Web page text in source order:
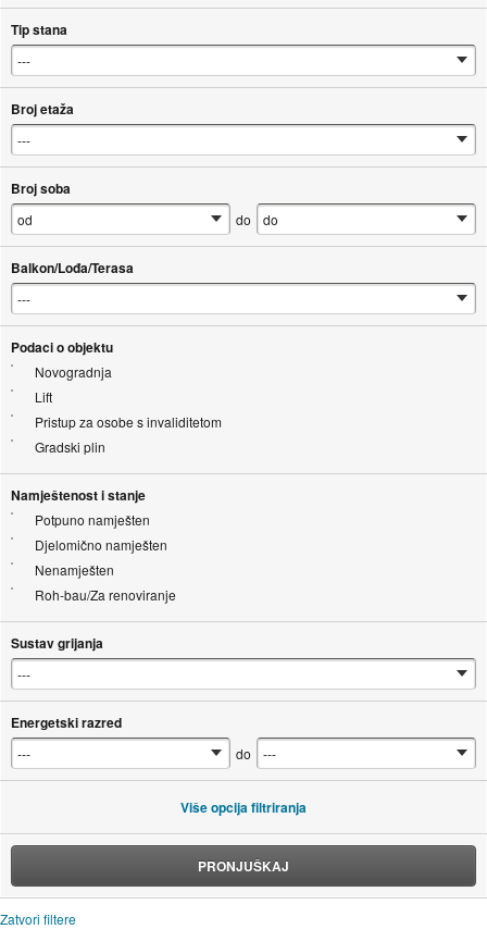
Tip stana
Broj etaža
Broj soba
do
Balkon/Lođa/Terasa
Podaci o objektu
Novogradnja
Lift
Pristup za osobe s invaliditetom
Gradski plin
Namještenost i stanje
Potpuno namješten
Djelomično namješten
Nenamješten
Roh-bau/Za renoviranje
Sustav grijanja
Energetski razred
do
Više opcija filtriranja
PRONJUŠKAJ
Zatvori filtere